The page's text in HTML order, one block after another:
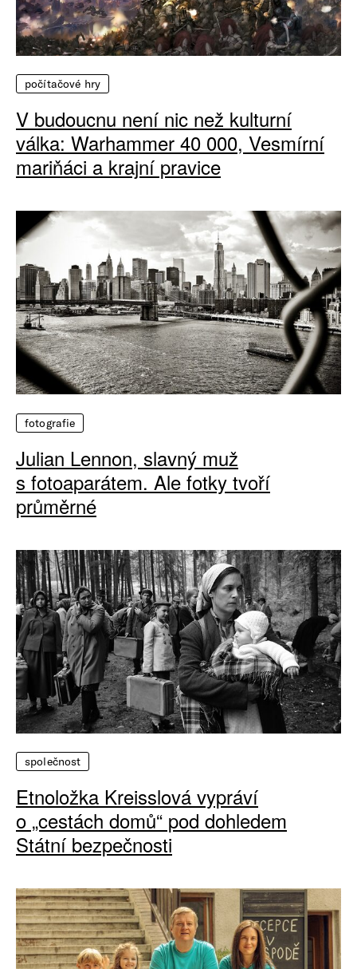
počítačové hry
V budoucnu není nic než kulturní
válka: Warhammer 40 000, Vesmírní
mariňáci a krajní pravice
fotografie
Julian Lennon, slavný muž
s fotoaparátem. Ale fotky tvoří
průměrné
společnost
Etnoložka Kreisslová vypráví
o „cestách domů“ pod dohledem
Státní bezpečnosti